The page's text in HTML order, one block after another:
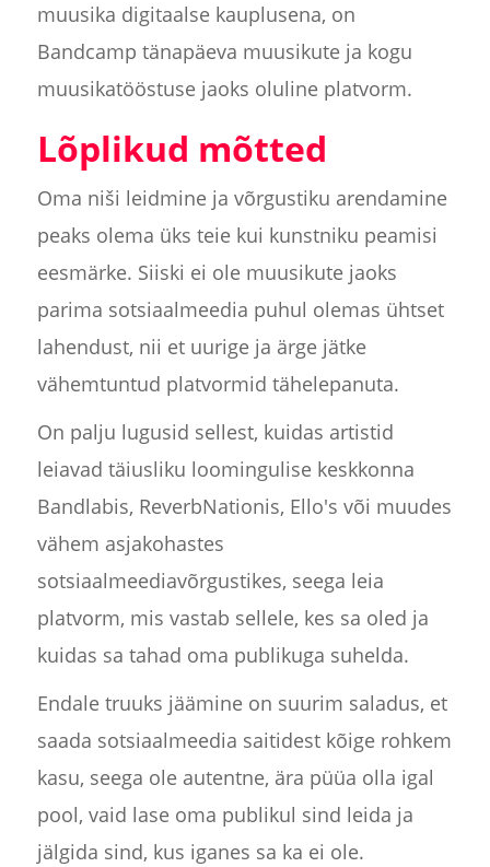
muusika digitaalse kauplusena, on
Bandcamp tänapäeva muusikute ja kogu
muusikatööstuse jaoks oluline platvorm.
Lõplikud mõtted
Oma niši leidmine ja võrgustiku arendamine
peaks olema üks teie kui kunstniku peamisi
eesmärke. Siiski ei ole muusikute jaoks
parima sotsiaalmeedia puhul olemas ühtset
lahendust, nii et uurige ja ärge jätke
vähemtuntud platvormid tähelepanuta.
On palju lugusid sellest, kuidas artistid
leiavad täiusliku loomingulise keskkonna
Bandlabis, ReverbNationis, Ello's või muudes
vähem asjakohastes
sotsiaalmeediavõrgustikes, seega leia
platvorm, mis vastab sellele, kes sa oled ja
kuidas sa tahad oma publikuga suhelda.
Endale truuks jäämine on suurim saladus, et
saada sotsiaalmeedia saitidest kõige rohkem
kasu, seega ole autentne, ära püüa olla igal
pool, vaid lase oma publikul sind leida ja
jälgida sind, kus iganes sa ka ei ole.